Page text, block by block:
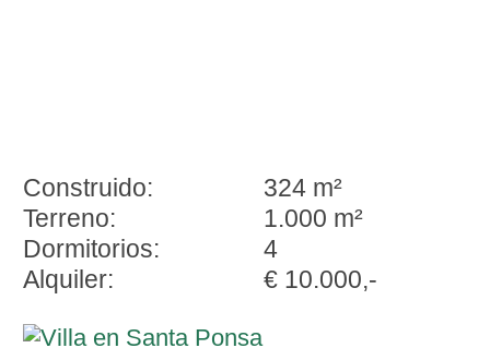
Construido:
324 m²
Terreno:
1.000 m²
Dormitorios:
4
Alquiler:
€ 10.000,-